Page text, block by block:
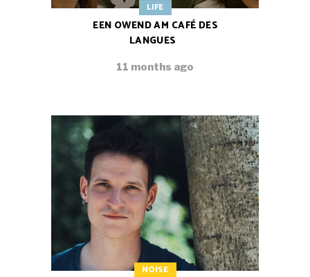
LIFE
EEN OWEND AM CAFÉ DES
LANGUES
11 months ago
NOISE